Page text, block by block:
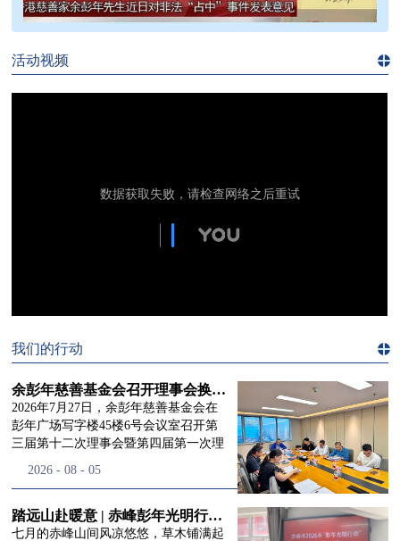
活动视频
我们的行动
余彭年慈善基金会召开理事会换届会议
2026年7月27日，余彭年慈善基金会在
彭年广场写字楼45楼6号会议室召开第
三届第十二次理事会暨第四届第一次理
徐滨先生；副理事长兼秘书长彭志兵先
生、李玲辉先生、郭启兴先生及梅鑫先
生，现场列席人员:监事孙海跃先生，联
2026 - 08 - 05
踏远山赴暖意 | 赤峰彭年光明行动启程，入户回访接住乡亲眼底的光亮
七月的赤峰山间风凉悠悠，草木铺满起
们的行
动